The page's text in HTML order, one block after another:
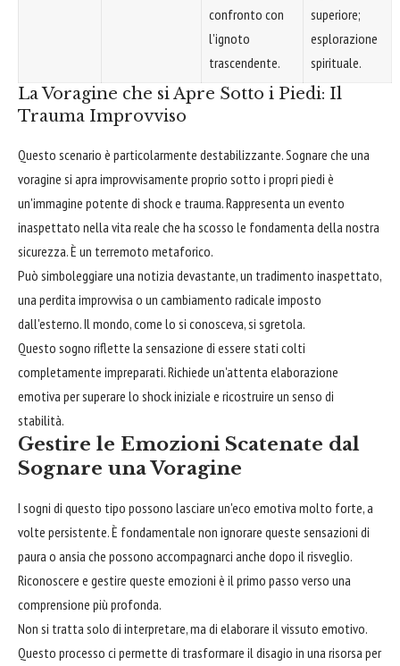
confronto con
l'ignoto
trascendente.
superiore;
esplorazione
spirituale.
La Voragine che si Apre Sotto i Piedi: Il
Trauma Improvviso
Questo scenario è particolarmente destabilizzante. Sognare che una
voragine si apra improvvisamente proprio sotto i propri piedi è
un'immagine potente di shock e trauma. Rappresenta un evento
inaspettato nella vita reale che ha scosso le fondamenta della nostra
sicurezza. È un terremoto metaforico.
Può simboleggiare una notizia devastante, un tradimento inaspettato,
una perdita improvvisa o un cambiamento radicale imposto
dall'esterno. Il mondo, come lo si conosceva, si sgretola.
Questo sogno riflette la sensazione di essere stati colti
completamente impreparati. Richiede un'attenta elaborazione
emotiva per superare lo shock iniziale e ricostruire un senso di
stabilità.
Gestire le Emozioni Scatenate dal
Sognare una Voragine
I sogni di questo tipo possono lasciare un'eco emotiva molto forte, a
volte persistente. È fondamentale non ignorare queste sensazioni di
paura o ansia che possono accompagnarci anche dopo il risveglio.
Riconoscere e gestire queste emozioni è il primo passo verso una
comprensione più profonda.
Non si tratta solo di interpretare, ma di elaborare il vissuto emotivo.
Questo processo ci permette di trasformare il disagio in una risorsa per